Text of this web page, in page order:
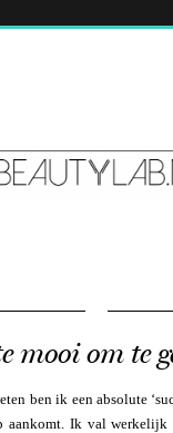
mooi om te
ben ik een absolute
aankomt. Ik val werkelijk